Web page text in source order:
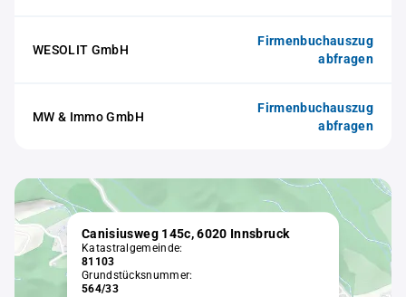
WESOLIT GmbH
Firmenbuchauszug
abfragen
MW & Immo GmbH
Firmenbuchauszug
abfragen
Canisiusweg 145c, 6020 Innsbruck
Katastralgemeinde:
81103
Grundstücksnummer:
564/33